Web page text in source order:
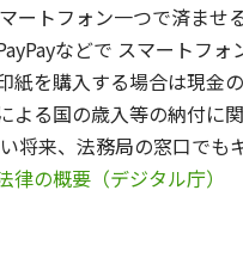
ートフォン一つで済ませ
などで スマートフ
紙を購入する場合は現金
よる国の歳入等の納付に
将来、法務局の窓口で
律の概要（デジタル庁）